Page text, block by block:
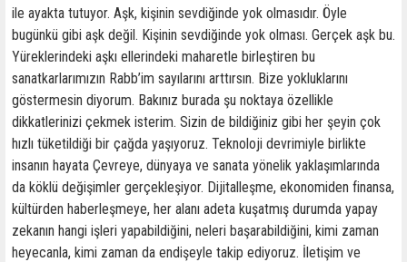
ile ayakta tutuyor. Aşk, kişinin sevdiğinde yok olmasıdır. Öyle
bugünkü gibi aşk değil. Kişinin sevdiğinde yok olması. Gerçek aşk bu.
Yüreklerindeki aşkı ellerindeki maharetle birleştiren bu
sanatkarlarımızın Rabb’im sayılarını arttırsın. Bize yokluklarını
göstermesin diyorum. Bakınız burada şu noktaya özellikle
dikkatlerinizi çekmek isterim. Sizin de bildiğiniz gibi her şeyin çok
hızlı tüketildiği bir çağda yaşıyoruz. Teknoloji devrimiyle birlikte
insanın hayata Çevreye, dünyaya ve sanata yönelik yaklaşımlarında
da köklü değişimler gerçekleşiyor. Dijitalleşme, ekonomiden finansa,
kültürden haberleşmeye, her alanı adeta kuşatmış durumda yapay
zekanın hangi işleri yapabildiğini, neleri başarabildiğini, kimi zaman
heyecanla, kimi zaman da endişeyle takip ediyoruz. İletişim ve